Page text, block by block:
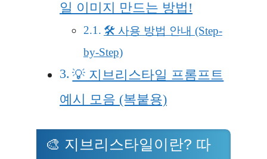
일 이미지 만드는 방법!
🛠️ 사용 방법 안내 (Step-
by-Step)
💡 지브리스타일 프롬프트
예시 모음 (복붙용)
🎨 지브리스타일이란? 따